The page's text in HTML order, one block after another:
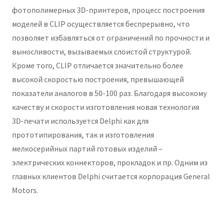
фотополимерных 3D-принтеров, процесс построения
моделей в CLIP осуществляется беспрерывно, что
позволяет избавляться от ограничений по прочности и
выносливости, вызываемых слоистой структурой.
Кроме того, CLIP отличается значительно более
высокой скоростью построения, превышающей
показатели аналогов в 50-100 раз. Благодаря высокому
качеству и скорости изготовления новая технология
3D-печати используется Delphi как для
прототипирования, так и изготовления
мелкосерийных партий готовых изделий –
электрических коннекторов, прокладок и пр. Одним из
главных клиентов Delphi считается корпорация General
Motors.